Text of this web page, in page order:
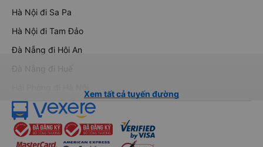
Hà Nội đi Sa Pa
Hà Nội đi Tam Đảo
Đà Nẵng đi Hội An
Đà Nẵng đi Huế
Xem tất cả tuyến đường